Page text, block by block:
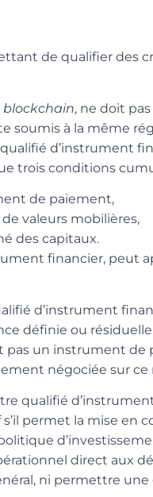
de qualifier des
blockchain, ne doit
soumis à la même
d’instrument
trois conditions
de paiement,
valeurs mobilières,
des capitaux.
financier, peut
d’instrument
définie ou
pas un instrument
négociée sur ce
qualifié d’
s’il permet la mise en
direct aux
ni permettre